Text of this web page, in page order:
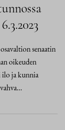
senaatin
oikeuden
ja kunnia